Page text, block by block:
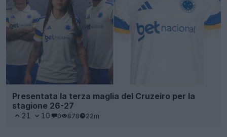
Presentata la terza maglia del Cruzeiro per la
stagione 26-27
21 10 0 878 22m